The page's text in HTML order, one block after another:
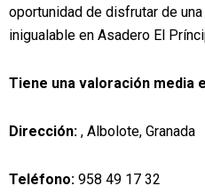
oportunidad de disfrutar de
inigualable en Asadero El
Tiene una valoración media
Dirección: , Albolote, Granada
Teléfono: 958 49 17 32